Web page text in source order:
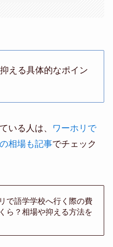
える具体的なポイン
いる人は、
ワーホリで
相場も記事でチェック
で語学学校へ行く際の費
ら？相場や抑える方法を